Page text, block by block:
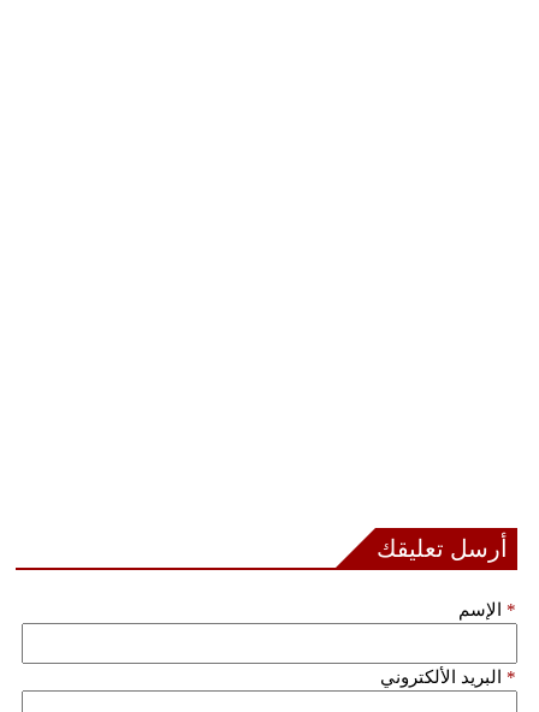
أرسل تعليقك
الإسم *
البريد الألكتروني *